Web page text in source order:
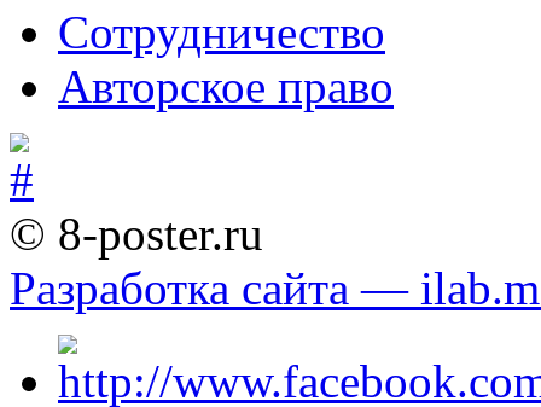
Сотрудничество
Авторское право
© 8-poster.ru
Разработка сайта —